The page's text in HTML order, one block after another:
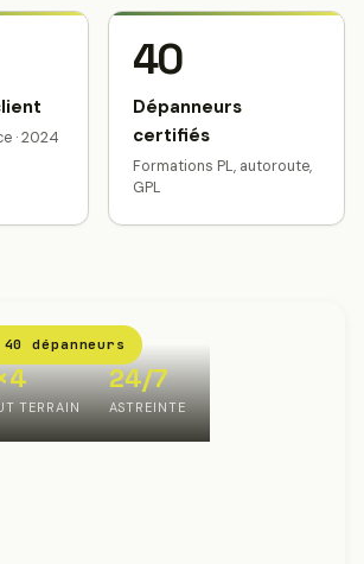
· 2024
40
Dépanneurs
certifiés
Formations PL, autoroute,
GPL
dépanneurs
TERRAIN
24/7
ASTREINTE